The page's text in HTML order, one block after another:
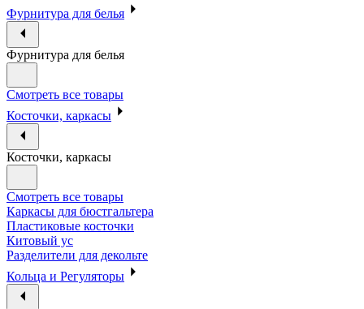
Фурнитура для белья
Фурнитура для белья
Смотреть все товары
Косточки, каркасы
Косточки, каркасы
Смотреть все товары
Каркасы для бюстгальтера
Пластиковые косточки
Китовый ус
Разделители для декольте
Кольца и Регуляторы